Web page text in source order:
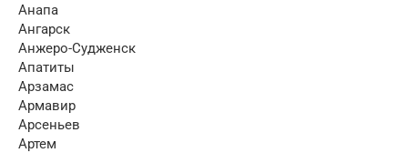
Анапа
Ангарск
Анжеро-Судженск
Апатиты
Арзамас
Армавир
Арсеньев
Артем